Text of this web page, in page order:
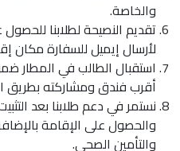
والخاصة.
تقديم النصيحة لطلابنا
لأرسال إيميل للسفارة مكان
استقبال الطالب في المطار
أقرب فندق ومشاركته بطريق
نستمر في دعم طلابنا بعد
والحصول على الإقامة
والتأمين الصحي.